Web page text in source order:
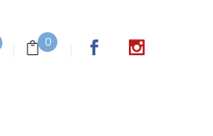
0